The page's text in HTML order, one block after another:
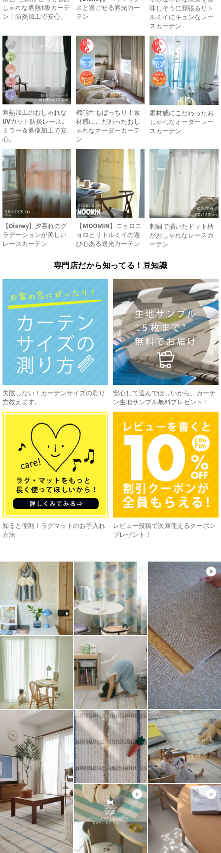
しゃれな遮熱1級カーテ
ン！防炎加工で安心。
スと過ごせる遮光カー
テン
味しそうに頬張るリト
ルミイにキュンなレー
スカーテン
遮熱加工のおしゃれな
UVカット防炎レース。
ミラー＆遮像加工で安
心。
機能性もばっちり！素
材感にこだわったおし
ゃれなオーダーカーテ
ン
素材感にこだわったお
しゃれなオーダーレー
スカーテン
【Disney】夕暮れのグ
ラデーションが美しい
レースカーテン
【MOOMIN】ニョロニ
ョロとリトルミイの遊
び心ある遮光カーテン
刺繍で描いたドット柄
がおしゃれなレースカ
ーテン
専門店だから知ってる！豆知識
失敗しない！カーテンサイズの測り
方教えます。
安心して選んでほしいから。カーテ
ン生地サンプル無料プレゼント！
知ると便利！ラグマットのお手入れ
方法
レビュー投稿で次回使えるクーポン
プレゼント！